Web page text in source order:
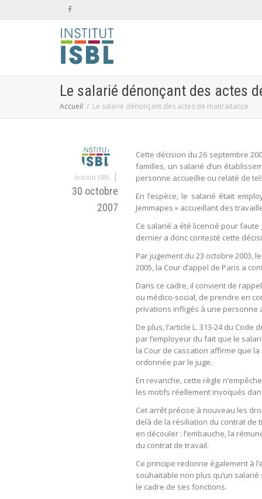
Le salarié dénonçant des actes
Accueil Le salarié dénonçant des actes de maltraitance
Institut ISBL |
30 octobre
2007
Cette décision du 26 septembre
familles, un salarié d’un
personne accueillie ou relaté de
En l’espèce, le salarié était
Jemmapes » accueillant des
Ce salarié a été licencié pour
dernier a donc contesté cette
Par jugement du 23 octobre 2003,
2005, la Cour d’appel de Paris a
Dans ce cadre, il convient de
ou médico-social, de prendre en
privations infligés à une personne
De plus, l’article L. 313-24 du
par l’employeur du fait que le
la Cour de cassation affirme que
ordonnée par le juge.
En revanche, cette règle
les motifs réellement invoqués
Cet arrêt précise à nouveau les
delà de la résiliation du contrat de
en découler : l’embauche, la
du contrat de travail.
Ce principe redonne également à
souhaitable non plus qu’un
le cadre de ses fonctions.